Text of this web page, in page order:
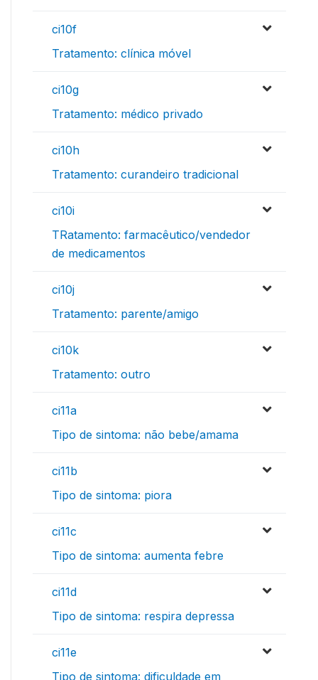
ci10f
Tratamento: clínica móvel
ci10g
Tratamento: médico privado
ci10h
Tratamento: curandeiro tradicional
ci10i
TRatamento: farmacêutico/vendedor
de medicamentos
ci10j
Tratamento: parente/amigo
ci10k
Tratamento: outro
ci11a
Tipo de sintoma: não bebe/amama
ci11b
Tipo de sintoma: piora
ci11c
Tipo de sintoma: aumenta febre
ci11d
Tipo de sintoma: respira depressa
ci11e
Tipo de sintoma: dificuldade em